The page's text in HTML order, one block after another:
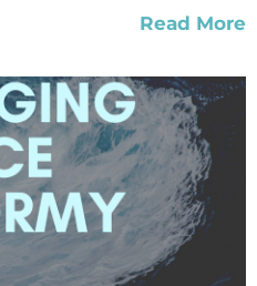
Read More